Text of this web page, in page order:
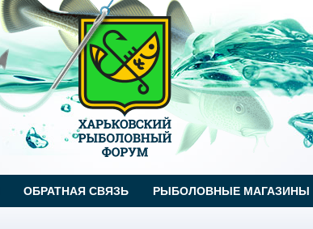
ОБРАТНАЯ СВЯЗЬ РЫБОЛОВНЫЕ МАГАЗИНЫ